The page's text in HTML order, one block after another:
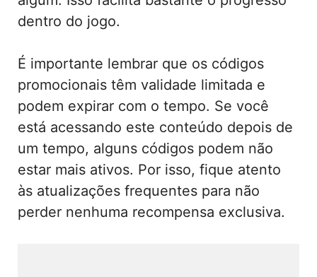
dentro do jogo.
É importante lembrar que os códigos
promocionais têm validade limitada e
podem expirar com o tempo. Se você
está acessando este conteúdo depois de
um tempo, alguns códigos podem não
estar mais ativos. Por isso, fique atento
às atualizações frequentes para não
perder nenhuma recompensa exclusiva.